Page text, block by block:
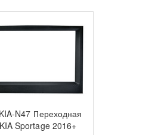
N47 Переходная
Sportage 2016+